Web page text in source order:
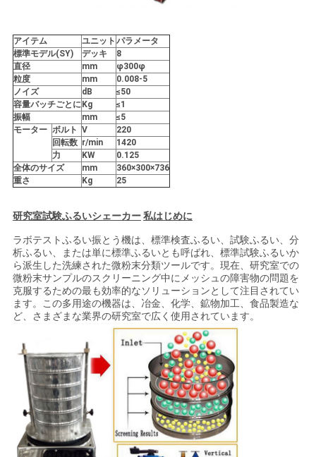
要
求
し
な
い
地
図
プ
イ
ー
アイテム ユニット パラメータ
標準モデル(SY)
デッキ
8
直径
mm
φ300φ
粒度
mm
0.008-5
ノイズ
dB
≤50
容量バッチごとに Kg
≤1
振幅
mm
≤5
モーター ボルト V
220
回転数 r/min
1420
力
KW
0.125
全体のサイズ
mm
360×300×736
重さ
Kg 25
研究室試験ふるいシェーカー私はじめに
ラボテストふるい振とう機は、標準検査ふるい、試験ふるい、分
析ふるい、または単に標準ふるいとも呼ばれ、標準試験ふるいか
ら派生した洗練された微粉末分類ツールです。現在、研究室での
微粉末サンプルのスクリーニング中にメッシュの障害物の問題を
克服するための最も効率的なソリューションとして注目されてい
ます。この多用途の機器は、冶金、化学、鉱物加工、食品製造な
ど、さまざまな業界の研究室で広く使用されています。